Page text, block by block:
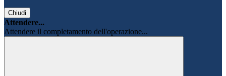
Chiudi
Attendere...
Attendere il completamento dell'operazione...